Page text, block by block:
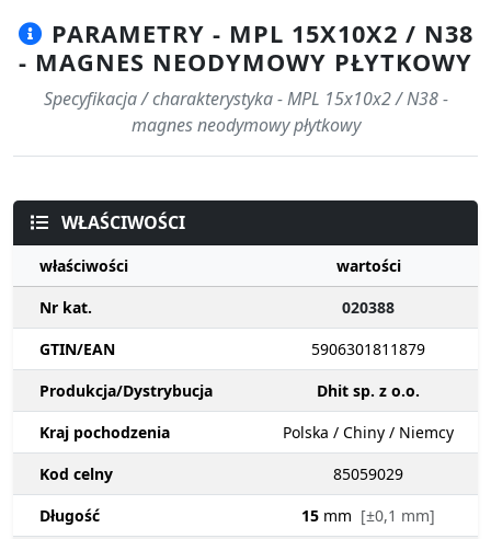
PARAMETRY - MPL 15X10X2 / N38
- MAGNES NEODYMOWY PŁYTKOWY
Specyfikacja / charakterystyka - MPL 15x10x2 / N38 -
magnes neodymowy płytkowy
WŁAŚCIWOŚCI
właściwości
wartości
Nr kat.
020388
GTIN/EAN
5906301811879
Produkcja/Dystrybucja
Dhit sp. z o.o.
Kraj pochodzenia
Polska / Chiny / Niemcy
Kod celny
85059029
Długość
15 mm [±0,1 mm]